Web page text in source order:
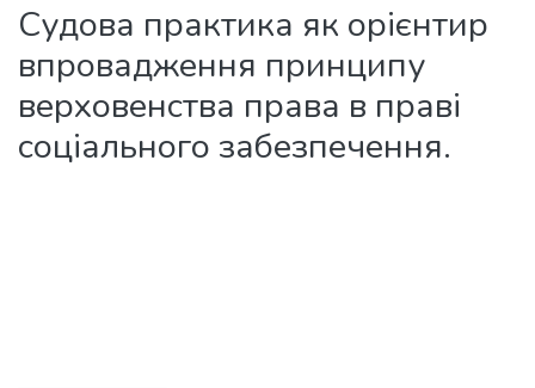
Судова практика як орієнтир
впровадження принципу
верховенства права в праві
соціального забезпечення.